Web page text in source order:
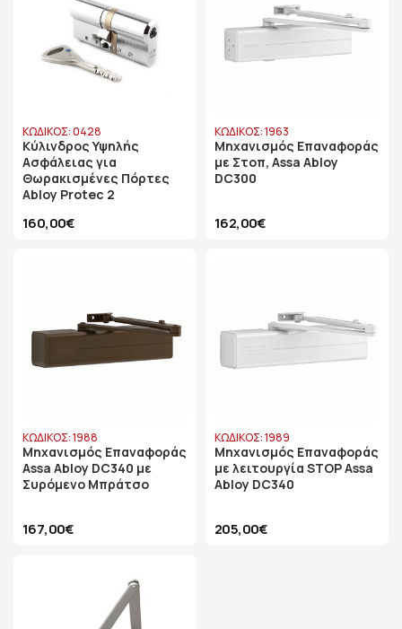
ΚΩΔΙΚΟΣ: 0428
Κύλινδρος Υψηλής
Ασφάλειας για
Θωρακισμένες Πόρτες
Abloy Protec 2
160,00€
ΚΩΔΙΚΟΣ: 1963
Μηχανισμός Επαναφοράς
με Στοπ, Assa Abloy
DC300
162,00€
ΚΩΔΙΚΟΣ: 1988
Μηχανισμός Επαναφοράς
Assa Abloy DC340 με
Συρόμενο Μπράτσο
167,00€
ΚΩΔΙΚΟΣ: 1989
Μηχανισμός Επαναφοράς
με λειτουργία STOP Assa
Abloy DC340
205,00€